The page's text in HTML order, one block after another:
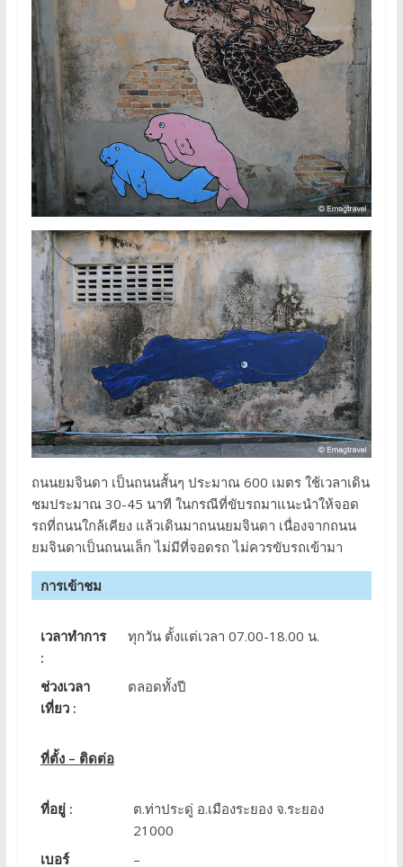
ถนนยมจินดา เป็นถนนสั้นๆ ประมาณ 600 เมตร ใช้เวลาเดิน
ชมประมาณ 30-45 นาที ในกรณีที่ขับรถมาแนะนำให้จอด
รถที่ถนนใกล้เคียง แล้วเดินมาถนนยมจินดา เนื่องจากถนน
ยมจินดาเป็นถนนเล็ก ไม่มีที่จอดรถ ไม่ควรขับรถเข้ามา
การเข้าชม
เวลาทำการ
:
ทุกวัน ตั้งแต่เวลา 07.00-18.00 น.
ช่วงเวลา
เที่ยว :
ตลอดทั้งปี
ที่ตั้ง – ติดต่อ
ที่อยู่ :
ต.ท่าประดู่ อ.เมืองระยอง จ.ระยอง
21000
เบอร์
–